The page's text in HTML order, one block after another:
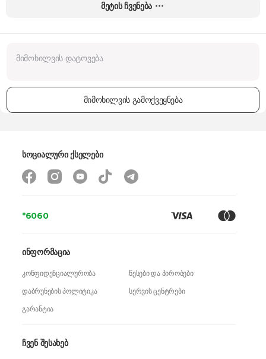
სიმძლავრე
ზომები
წონა
მეტის ჩვენება
მიმოხილვის გამოქვეყნება
*6060
ჩვენ შესახებ
ინფორმაცია
კონფიდენციალურობა
წესები და პირობები
დაბრუნების პოლიტიკა
სერვის ცენტრები
გარანტია
სოციალური ქსელები